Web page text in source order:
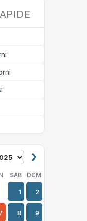
SAB DOM
1 2
7 8 9